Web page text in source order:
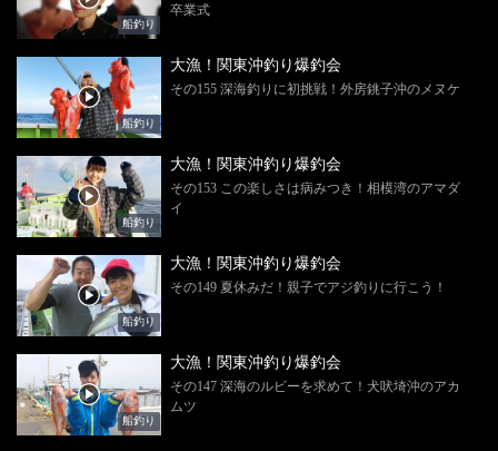
船釣り
卒業式
船釣り
大漁！関東沖釣り爆釣会
その155 深海釣りに初挑戦！外房銚子沖のメヌケ
船釣り
大漁！関東沖釣り爆釣会
その153 この楽しさは病みつき！相模湾のアマダ
イ
船釣り
大漁！関東沖釣り爆釣会
その149 夏休みだ！親子でアジ釣りに行こう！
船釣り
大漁！関東沖釣り爆釣会
その147 深海のルビーを求めて！犬吠埼沖のアカ
ムツ